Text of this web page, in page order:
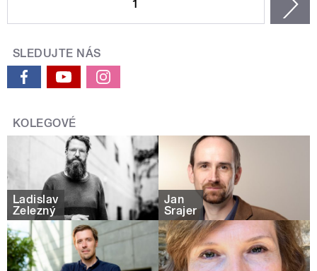
1
SLEDUJTE NÁS
KOLEGOVÉ
Ladislav
Železný
Jan
Šrajer